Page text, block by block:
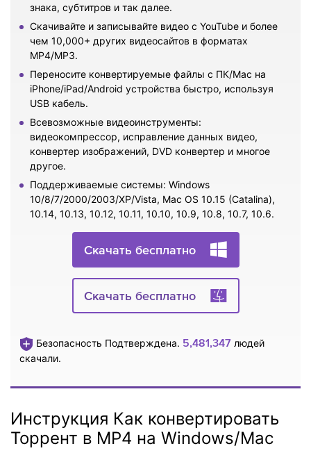
знака, субтитров и так далее.
Скачивайте и записывайте видео с YouTube и более
чем 10,000+ других видеосайтов в форматах
MP4/MP3.
Переносите конвертируемые файлы с ПК/Mac на
iPhone/iPad/Android устройства быстро, используя
USB кабель.
Всевозможные видеоинструменты:
видеокомпрессор, исправление данных видео,
конвертер изображений, DVD конвертер и многое
другое.
Поддерживаемые системы: Windows
10/8/7/2000/2003/XP/Vista, Mac OS 10.15 (Catalina),
10.14, 10.13, 10.12, 10.11, 10.10, 10.9, 10.8, 10.7, 10.6.
Скачать бесплатно
Скачать бесплатно
Безопасность Подтверждена. 5,481,347 людей
скачали.
Инструкция Как конвертировать
Торрент в MP4 на Windows/Mac